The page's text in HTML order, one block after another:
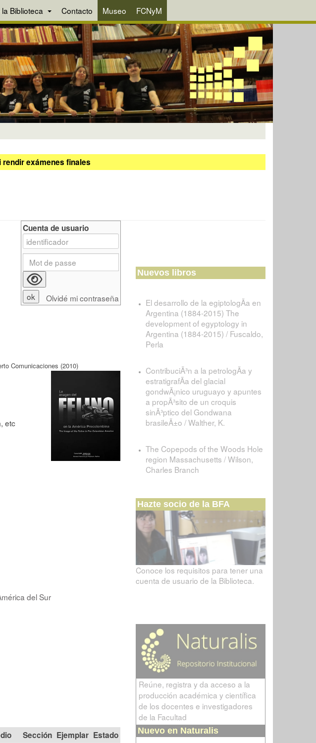
Biblioteca Contacto Museo FCNyM
exámenes finales
Comunicaciones (2010)
etc
del Sur
Sección
Estado
Cuenta de usuario
Olvidé mi contraseña
Nuevos libros
El desarrollo de la egiptologÃ­a en
Argentina (1884-2015) The
development of egyptology in
Argentina (1884-2015) / Fuscaldo,
Perla
ContribuciÃ³n a la petrologÃ­a y
estratigrafÃ­a del glacial
gondwÃ¡nico uruguayo y apuntes
a propÃ³sito de un croquis
sinÃ³ptico del Gondwana
brasileÃ±o / Walther, K.
The Copepods of the Woods Hole
region Massachusetts / Wilson,
Charles Branch
Hazte socio de la BFA
Conoce los requisitos para tener una
cuenta de usuario de la Biblioteca.
Reúne, registra y da acceso a la
producción académica y científica
de los docentes e investigadores
de la Facultad
Nuevo en Naturalis